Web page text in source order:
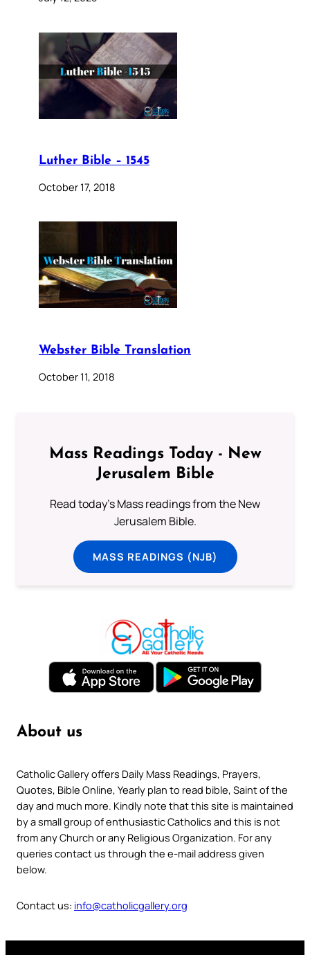
Luther Bible – 1545
October 17, 2018
Webster Bible Translation
October 11, 2018
Mass Readings Today - New
Jerusalem Bible
Read today's Mass readings from the New
Jerusalem Bible.
MASS READINGS (NJB)
About us
Catholic Gallery offers Daily Mass Readings, Prayers,
Quotes, Bible Online, Yearly plan to read bible, Saint of the
day and much more. Kindly note that this site is maintained
by a small group of enthusiastic Catholics and this is not
from any Church or any Religious Organization. For any
queries contact us through the e-mail address given
below.
Contact us: info@catholicgallery.org